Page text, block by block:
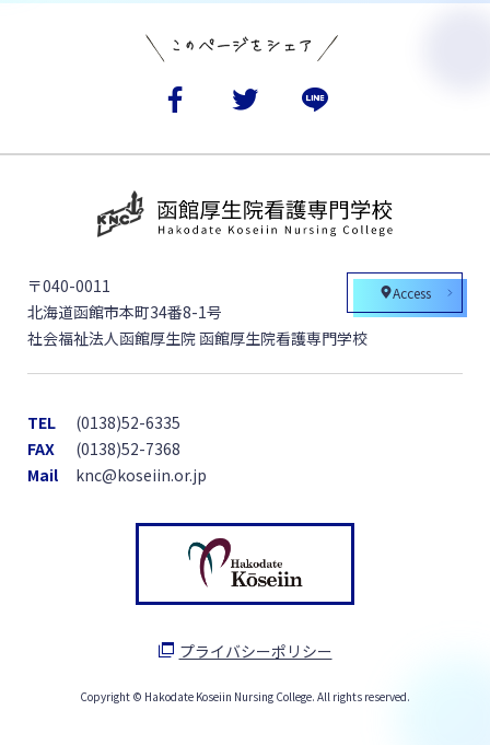
Access
〒040-0011
北海道函館市本町34番8-1号
社会福祉法人函館厚生院 函館厚生院看護専門学校
TEL
(0138)52-6335
FAX
(0138)52-7368
Mail
knc@koseiin.or.jp
プライバシーポリシー
Copyright © Hakodate Koseiin Nursing College. All rights reserved.